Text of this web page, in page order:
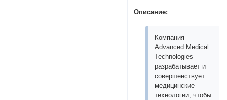
Описание:
Компания
Advanced Medical
Technologies
разрабатывает и
совершенствует
медицинские
технологии, чтобы